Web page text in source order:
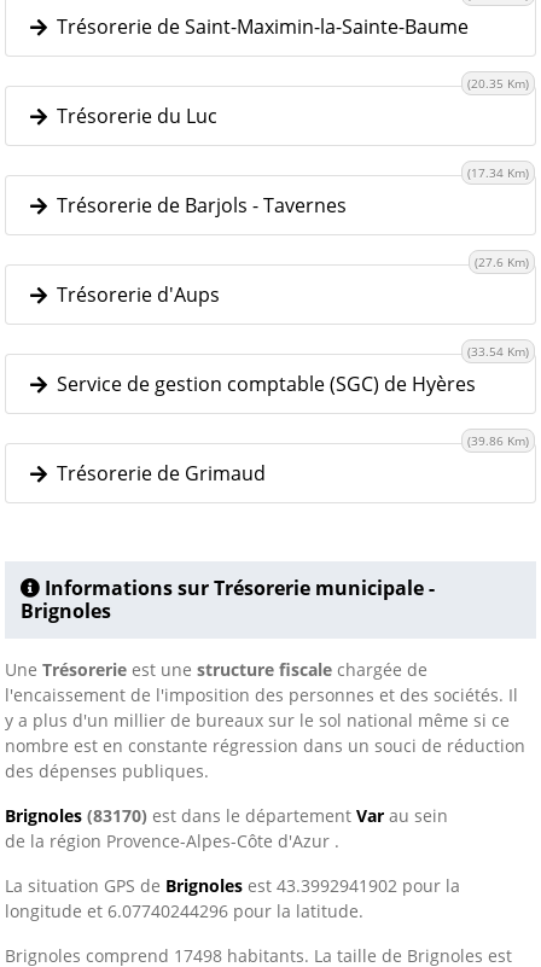
Trésorerie de Saint-Maximin-la-Sainte-Baume
Trésorerie du Luc
(20.35 Km)
Trésorerie de Barjols - Tavernes
(17.34 Km)
Trésorerie d'Aups
(27.6 Km)
Service de gestion comptable (SGC) de Hyères
(33.54 Km)
Trésorerie de Grimaud
(39.86 Km)
Informations sur Trésorerie municipale -
Brignoles
Une Trésorerie est une structure fiscale chargée de
l'encaissement de l'imposition des personnes et des sociétés. Il
y a plus d'un millier de bureaux sur le sol national même si ce
nombre est en constante régression dans un souci de réduction
des dépenses publiques.
Brignoles (83170) est dans le département Var au sein
de la région Provence-Alpes-Côte d'Azur .
La situation GPS de Brignoles est 43.3992941902 pour la
longitude et 6.07740244296 pour la latitude.
Brignoles comprend 17498 habitants. La taille de Brignoles est